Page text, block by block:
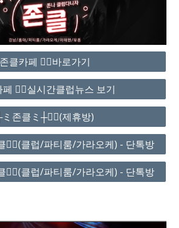
존클카페 ❤️‍🔥바로가기
❤️‍🔥실시간클럽뉴스 보기
존클ミ┼❤️‍🔥(제휴방)
❤️‍🔥(클럽/파티룸/가라오케) - 단톡방
❤️‍🔥(클럽/파티룸/가라오케) - 단톡방